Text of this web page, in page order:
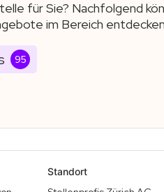
für Sie? Nachfolgend
im Bereich
95
Standort